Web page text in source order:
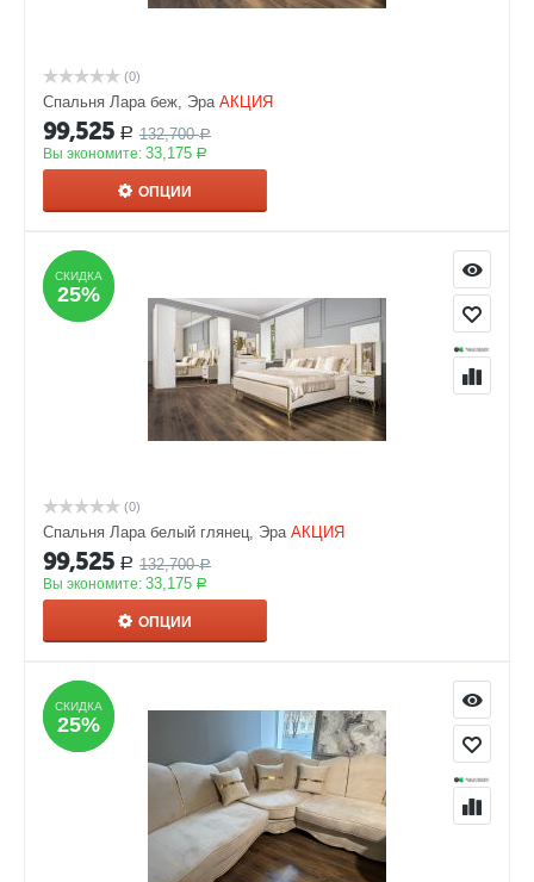
(0)
Спальня Лара беж, Эра АКЦИЯ
99,525 Р 132,700 Р
Вы экономите: 33,175 Р
ОПЦИИ
СКИДКА
25%
СКИДКА
25%
(0)
Спальня Лара белый глянец, Эра АКЦИЯ
99,525 Р 132,700 Р
Вы экономите: 33,175 Р
ОПЦИИ
СКИДКА
25%
СКИДКА
25%